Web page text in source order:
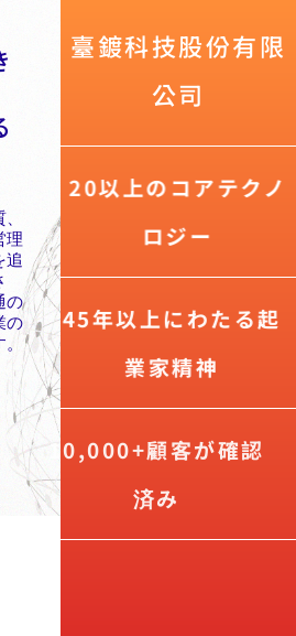
臺鍍科技股份有限
公司
20以上のコアテクノ
ロジー
45年以上にわたる起
業家精神
10,000+顧客が確認
済み
理
追
の
の